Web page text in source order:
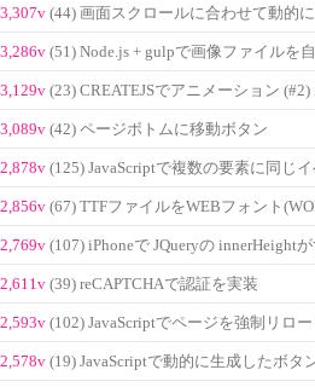
3,307v (44) 画面スクロールに合わせて動的
3,286v (51) Node.js + gulpで画像ファイルを
3,129v (23) CREATEJSでアニメーション
3,089v (42) ページボトムに移動ボタン
2,878v (125) JavaScriptで複数の要素に同じ
2,856v (67) TTFファイルをWEBフォント
2,769v (107) iPhoneで JQueryの innerHeight
2,611v (39) reCAPTCHAで認証を実装
2,593v (102) JavaScriptでページを強制リロー
2,578v (19) JavaScriptで動的に生成したボタ